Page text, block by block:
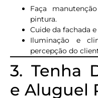
Faça
pintura.
Cuide da fachada
Iluminação e
percepção do
3. Tenha
e Aluguel